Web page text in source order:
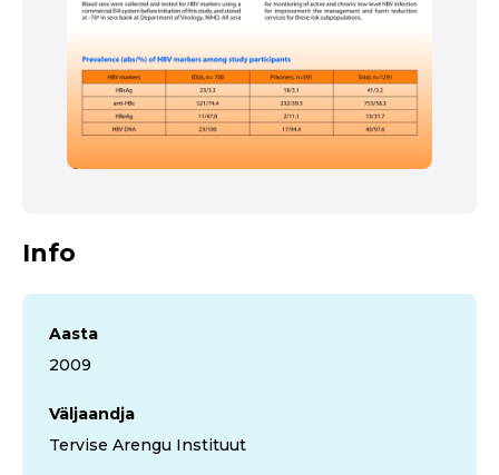
Info
Aasta
2009
Väljaandja
Tervise Arengu Instituut